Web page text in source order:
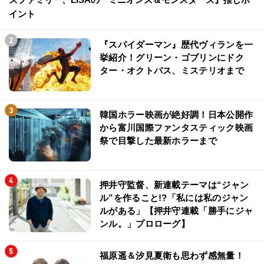
イント
『スパイダーマン』歴代ヴィランを一
挙紹介！グリーン・ゴブリンにドク
ター・オクトパス、ミステリオまで
韓国ホラー映画が絶好調！日本公開作
から富川国際ファンタスティック映画
祭で目撃した最新ホラーまで
押井守監督、新連載テーマは“ジャン
ル”を作ること!?「私には私のジャン
ルがある」【押井守連載「勝手にジャ
ンル。」プロローグ】
福原遥＆汐見夏衛も思わず感無量！